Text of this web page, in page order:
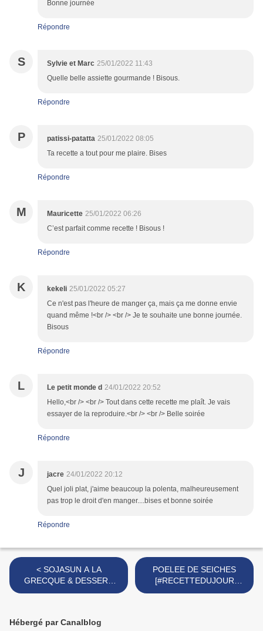
Bonne journée
Répondre
S Sylvie et Marc 25/01/2022 11:43
Quelle belle assiette gourmande ! Bisous.
Répondre
P patissi-patatta 25/01/2022 08:05
Ta recette a tout pour me plaire. Bises
Répondre
M Mauricette 25/01/2022 06:26
C’est parfait comme recette ! Bisous !
Répondre
K kekeli 25/01/2022 05:27
Ce n'est pas l'heure de manger ça, mais ça me donne envie
quand même !<br /> <br /> Je te souhaite une bonne journée.
Bisous
Répondre
L Le petit monde d 24/01/2022 20:52
Hello,<br /> <br /> Tout dans cette recette me plaît. Je vais
essayer de la reproduire.<br /> <br /> Belle soirée
Répondre
J jacre 24/01/2022 20:12
Quel joli plat, j'aime beaucoup la polenta, malheureusement
pas trop le droit d'en manger....bises et bonne soirée
Répondre
< SOJASUN A LA
GRECQUE & DESSERT
FRUITÉ : ENERGY BOWL
#HEALTHYFOOD
POELEE DE SEICHES
[#RECETTEDUJOUR
#POISSON #FAITMAISON
Hébergé par Canalblog